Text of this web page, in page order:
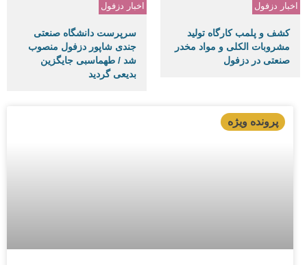
اخبار دزفول
کشف و پلمب کارگاه تولید
مشروبات الکلی و مواد مخدر
صنعتی در دزفول
اخبار دزفول
سرپرست دانشگاه صنعتی
جندی شاپور دزفول منصوب
شد / طهماسبی جایگزین
بدیعی گردید